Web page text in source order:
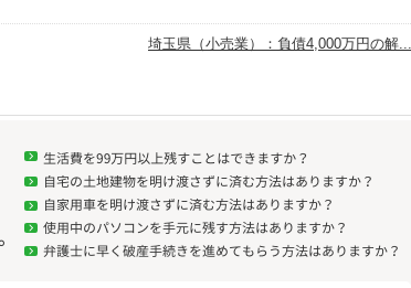
埼玉県（小売業）：負債4,000万円の解...